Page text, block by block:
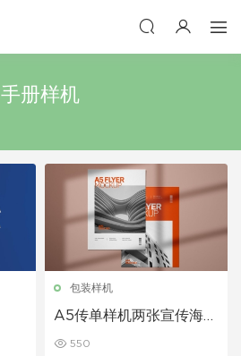
手册样机
包装样机
A5传单样机两张宣传海报
550